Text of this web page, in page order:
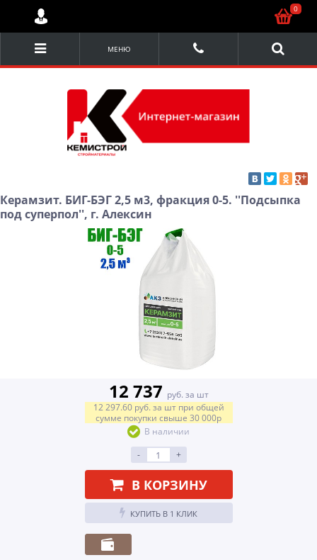
МЕНЮ
Керамзит. БИГ-БЭГ 2,5 м3, фракция 0-5. ''Подсыпка
под суперпол'', г. Алексин
12 737 руб. за шт
12 297.60 руб. за шт при общей
сумме покупки свыше 30 000р
В наличии
-
+
В КОРЗИНУ
КУПИТЬ В 1 КЛИК
0